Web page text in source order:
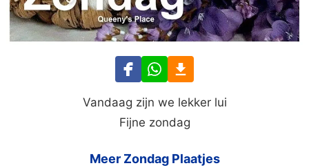
Vandaag zijn we lekker lui
Fijne zondag
Meer Zondag Plaatjes